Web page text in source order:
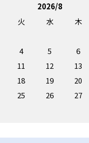
2026/8
火 水 木
4 5 6
11 12 13
18 19 20
25 26 27